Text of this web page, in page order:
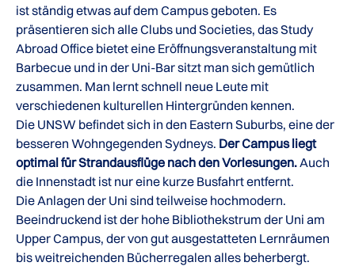
ist ständig etwas auf dem Campus geboten. Es
präsentieren sich alle Clubs und Societies, das Study
Abroad Office bietet eine Eröffnungsveranstaltung mit
Barbecue und in der Uni-Bar sitzt man sich gemütlich
zusammen. Man lernt schnell neue Leute mit
verschiedenen kulturellen Hintergründen kennen.
Die UNSW befindet sich in den Eastern Suburbs, eine der
besseren Wohngegenden Sydneys. Der Campus liegt
optimal für Strandausflüge nach den Vorlesungen.Auch
die Innenstadt ist nur eine kurze Busfahrt entfernt.
Die Anlagen der Uni sind teilweise hochmodern.
Beeindruckend ist der hohe Bibliothekstrum der Uni am
Upper Campus, der von gut ausgestatteten Lernräumen
bis weitreichenden Bücherregalen alles beherbergt.